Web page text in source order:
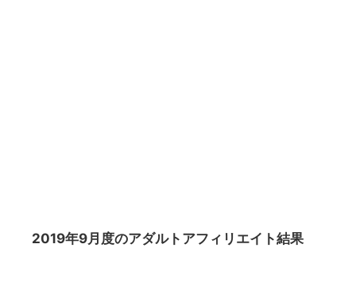
2019年9月度のアダルトアフィリエイト結果